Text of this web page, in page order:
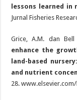
lessons learned
Jurnal Fisheries
Grice, A.M. dan
enhance the
land-based
and nutrient
28.